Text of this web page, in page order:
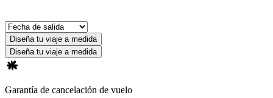
Diseña tu viaje a medida
Diseña tu viaje a medida
Garantía de cancelación de vuelo